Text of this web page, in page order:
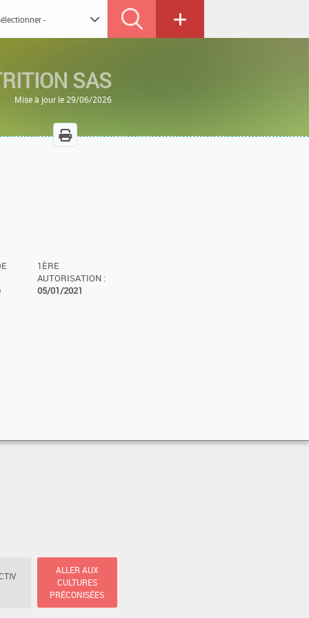
SAS
Mise à jour le 29/06/2026
1ÈRE
AUTORISATION :
05/01/2021
ALLER AUX
CULTURES
PRÉCONISÉES